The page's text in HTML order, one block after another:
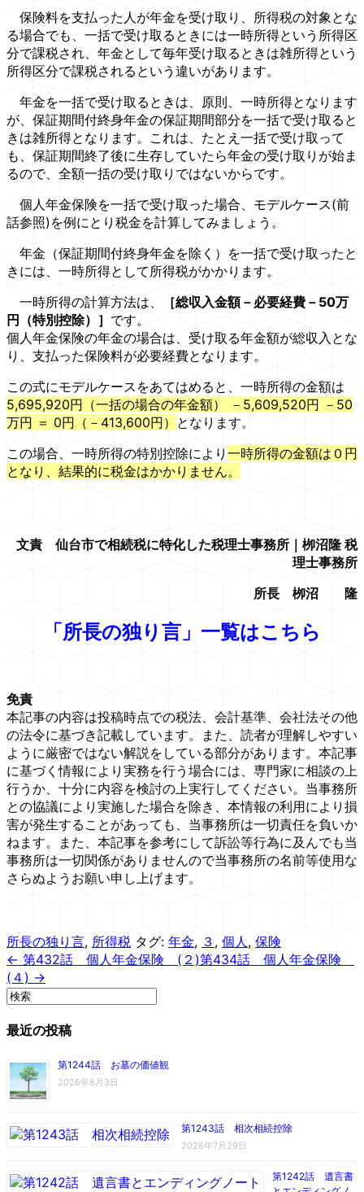
保険料を支払った人が年金を受け取り、所得税の対象とな
る場合でも、一括で受け取るときには一時所得という所得区
分で課税され、年金として毎年受け取るときは雑所得という
所得区分で課税されるという違いがあります。
年金を一括で受け取るときは、原則、一時所得となります
が、保証期間付終身年金の保証期間部分を一括で受け取ると
きは雑所得となります。これは、たとえ一括で受け取って
も、保証期間終了後に生存していたら年金の受け取りが始ま
るので、全額一括の受け取りではないからです。
個人年金保険を一括で受け取った場合、モデルケース(前
話参照)を例にとり税金を計算してみましょう。
年金（保証期間付終身年金を除く）を一括で受け取ったと
きには、一時所得として所得税がかかります。
一時所得の計算方法は、
［総収入金額－必要経費－50万
円（特別控除）］ です。
個人年金保険の年金の場合は、受け取る年金額が総収入とな
り、支払った保険料が必要経費となります。
この式にモデルケースをあてはめると、一時所得の金額は
5,695,920円（一括の場合の年金額） －5,609,520円 －50
万円 ＝ 0円（－413,600円） となります。
この場合、一時所得の特別控除により 一時所得の金額は０円
となり、結果的に税金はかかりません。
文責 仙台市で相続税に特化した税理士事務所｜栁沼隆 税
理士事務所
所長 栁沼 隆
「所長の独り言」一覧はこちら
免責
本記事の内容は投稿時点での税法、会計基準、会社法その他
の法令に基づき記載しています。また、読者が理解しやすい
ように厳密ではない解説をしている部分があります。本記事
に基づく情報により実務を行う場合には、専門家に相談の上
行うか、十分に内容を検討の上実行してください。当事務所
との協議により実施した場合を除き、本情報の利用により損
害が発生することがあっても、当事務所は一切責任を負いか
ねます。また、本記事を参考にして訴訟等行為に及んでも当
事務所は一切関係がありませんので当事務所の名前等使用な
さらぬようお願い申し上げます。
所長の独り言, 所得税 タグ: 年金, ３ , 個人 , 保険
← 第432話 個人年金保険 (２)第434話 個人年金保険
(４) →
最近の投稿
第1244話 お墓の価値観
2026年8月3日
第1243話 相次相続控除
2026年7月29日
第1242話 遺言書